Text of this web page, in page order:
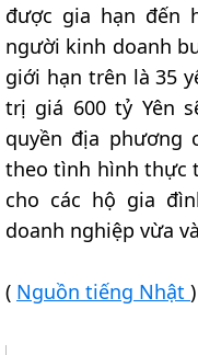
được gia hạn đến
người kinh doanh
giới hạn trên là 35
trị giá 600 tỷ Yên
quyền địa phương
theo tình hình thực
cho các hộ gia
doanh nghiệp vừa
( Nguồn tiếng Nhật )